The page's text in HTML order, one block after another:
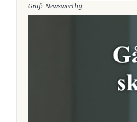
Graf: Newsworthy